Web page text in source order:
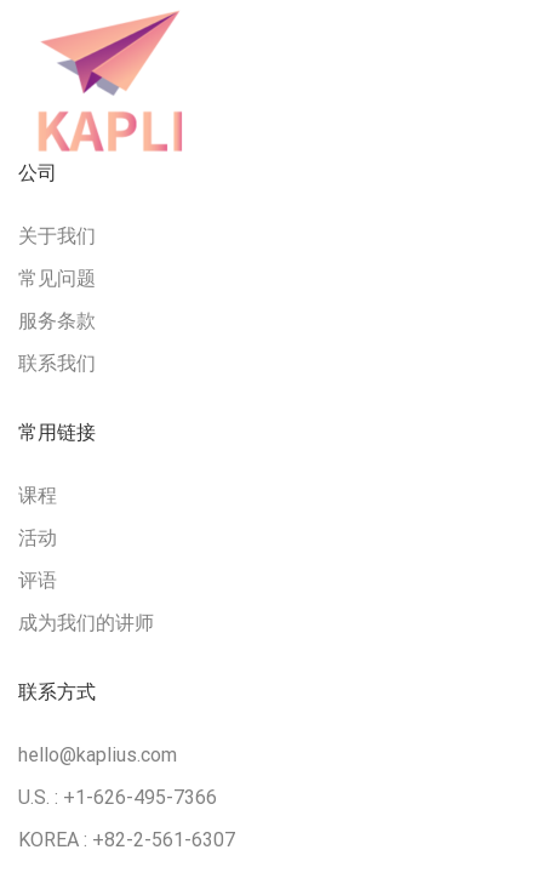
公司
关于我们
常见问题
服务条款
联系我们
常用链接
课程
活动
评语
成为我们的讲师
联系方式
hello@kaplius.com
U.S. : +1-626-495-7366
KOREA : +82-2-561-6307